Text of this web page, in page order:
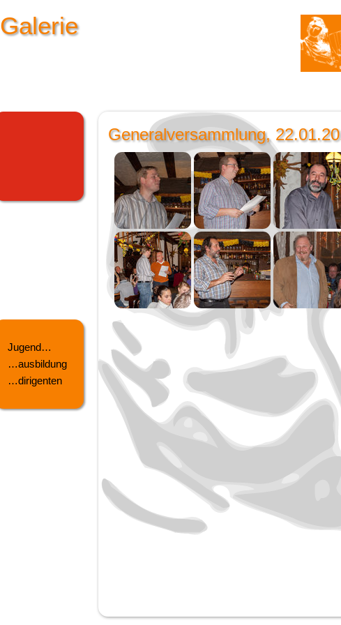
Galerie
Jugend…
…ausbildung
…dirigenten
Generalversammlung,